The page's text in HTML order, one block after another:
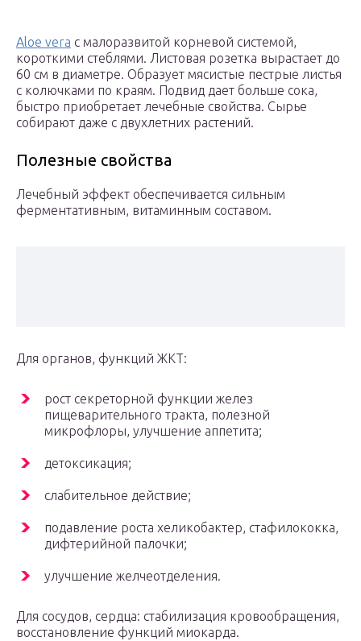
Aloe vera с малоразвитой корневой системой,
короткими стеблями. Листовая розетка вырастает до
60 см в диаметре. Образует мясистые пестрые листья
с колючками по краям. Подвид дает больше сока,
быстро приобретает лечебные свойства. Сырье
собирают даже с двухлетних растений.
Полезные свойства
Лечебный эффект обеспечивается сильным
ферментативным, витаминным составом.
Для органов, функций ЖКТ:
рост секреторной функции желез
пищеварительного тракта, полезной
микрофлоры, улучшение аппетита;
детоксикация;
слабительное действие;
подавление роста хеликобактер, стафилококка,
дифтерийной палочки;
улучшение желчеотделения.
Для сосудов, сердца: стабилизация кровообращения,
восстановление функций миокарда.